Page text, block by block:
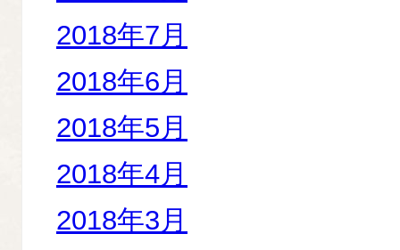
2018年7月
2018年6月
2018年5月
2018年4月
2018年3月